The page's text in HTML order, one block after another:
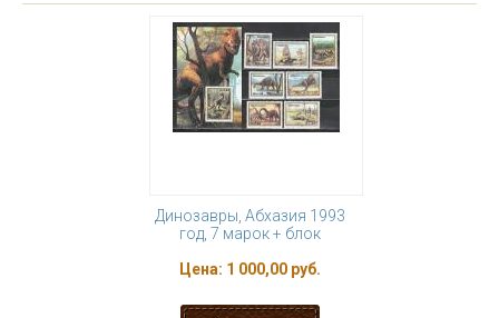
Динозавры, Абхазия 1993
год, 7 марок + блок
Цена: 1 000,00 руб.